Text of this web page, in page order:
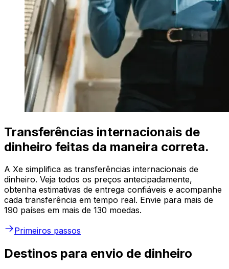
Transferências internacionais de
dinheiro feitas da maneira correta.
A Xe simplifica as transferências internacionais de
dinheiro. Veja todos os preços antecipadamente,
obtenha estimativas de entrega confiáveis e acompanhe
cada transferência em tempo real. Envie para mais de
190 países em mais de 130 moedas.
Primeiros passos
Destinos para envio de dinheiro